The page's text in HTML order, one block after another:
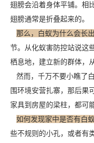
翅膀会沿着身体平铺。相
翅膀通常是折叠起来的。
那么，白蚁为什么会长
节。从化蚁害防控站说这
栖息地，建立新的群体，
然而，千万不要小瞧了
围环境安营扎寨，那后果
家具到房屋的梁柱，都可
如何发现家中是否有白
些不规则的小孔，或者有